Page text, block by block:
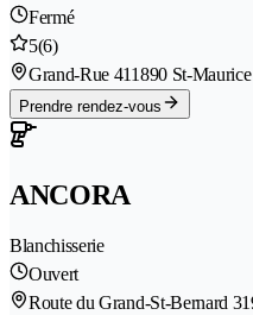
Fermé
5(6)
Grand-Rue 411890 St-Maurice
Prendre rendez-vous
ANCORA
Blanchisserie
Ouvert
Route du Grand-St-Bernard 3